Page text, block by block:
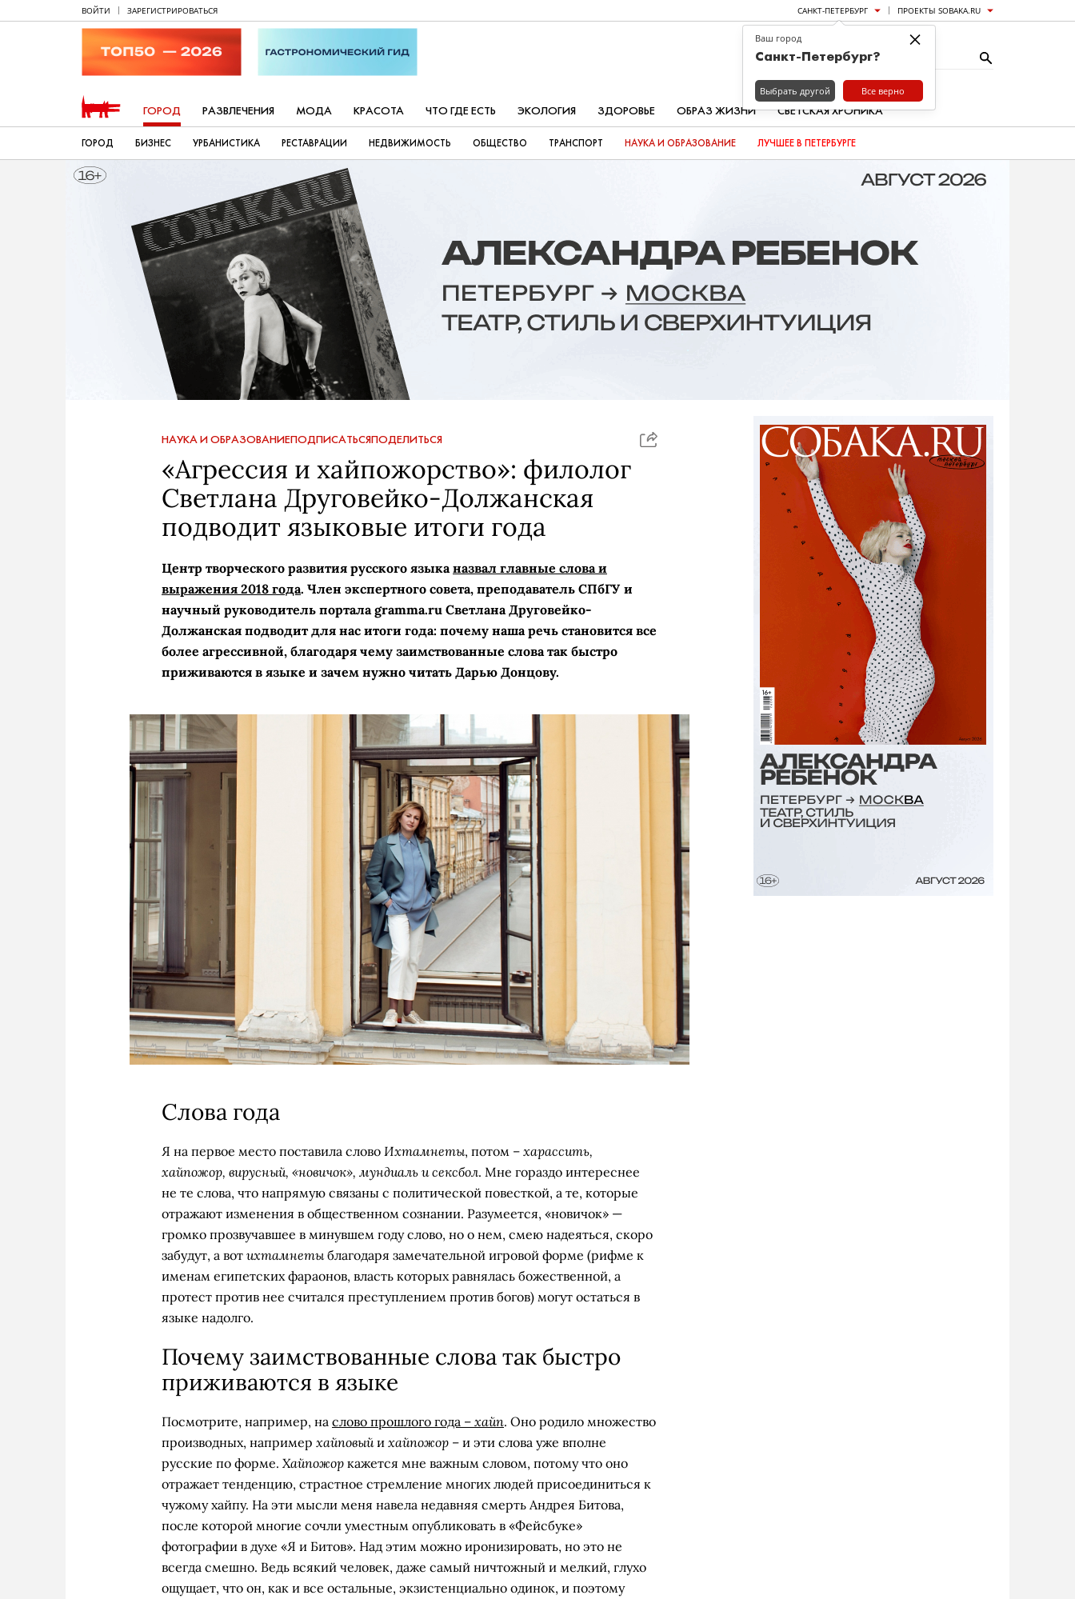
ВОЙТИ ЗАРЕГИСТРИРОВАТЬСЯ САНКТ-ПЕТЕРБУРГ ПРОЕКТЫ SOBAKA.RU
ГОРОД РАЗВЛЕЧЕНИЯ МОДА КРАСОТА ЧТО ГДЕ ЕСТЬ ЭКОЛОГИЯ ЗДОРОВЬЕ ОБРАЗ ЖИЗНИ СВЕТСКАЯ ХРОНИКА
ГОРОД БИЗНЕС УРБАНИСТИКА РЕСТАВРАЦИИ НЕДВИЖИМОСТЬ ОБЩЕСТВО ТРАНСПОРТ НАУКА И ОБРАЗОВАНИЕ ЛУЧШЕЕ В ПЕТЕРБУРГЕ
НАУКА И ОБРАЗОВАНИЕПОДПИСАТЬСЯПОДЕЛИТЬСЯ
«Агрессия и хайпожорство»: филолог
Светлана Друговейко-Должанская
подводит языковые итоги года
Центр творческого развития русского языканазвал главные слова и
выражения 2018 года. Член экспертного совета, преподаватель СПбГУ и
научный руководитель портала gramma.ru Светлана Друговейко-
Должанская подводит для нас итоги года: почему наша речь становится все
более агрессивной, благодаря чему заимствованные слова так быстро
приживаются в языке и зачем нужно читать Дарью Донцову.
Слова года
Я на первое место поставила слово Ихтамнеты, потом – харассить,
хайпожор, вирусный, «новичок», мундиаль и сексбол. Мне гораздо интереснее
не те слова, что напрямую связаны с политической повесткой, а те, которые
отражают изменения в общественном сознании. Разумеется, «новичок» —
громко прозвучавшее в минувшем году слово, но о нем, смею надеяться, скоро
забудут, а вот ихтамнетыблагодаря замечательной игровой форме (рифме к
именам египетских фараонов, власть которых равнялась божественной, а
протест против нее считался преступлением против богов) могут остаться в
языке надолго.
Почему заимствованные слова так быстро
приживаются в языке
Посмотрите, например, на слово прошлого года – хайп. Оно родило множество
производных, например хайповыйи хайпожор – и эти слова уже вполне
русские по форме. Хайпожор кажется мне важным словом, потому что оно
отражает тенденцию, страстное стремление многих людей присоединиться к
чужому хайпу. На эти мысли меня навела недавняя смерть Андрея Битова,
после которой многие сочли уместным опубликовать в «Фейсбуке»
фотографии в духе «Я и Битов». Над этим можно иронизировать, но это не
всегда смешно. Ведь всякий человек, даже самый ничтожный и мелкий, глухо
ощущает, что он, как и все остальные, экзистенциально одинок, и поэтому
×
Ваш город
Санкт-Петербург?
Выбрать другой Все верно